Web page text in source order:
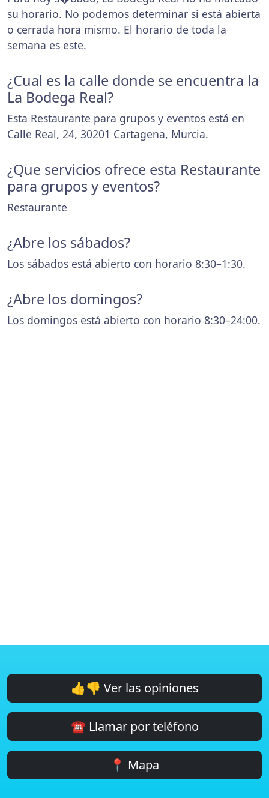
su horario. No podemos determinar si está abierta
o cerrada hora mismo. El horario de toda la
semana es este.
¿Cual es la calle donde se encuentra la
La Bodega Real?
Esta Restaurante para grupos y eventos está en
Calle Real, 24, 30201 Cartagena, Murcia.
¿Que servicios ofrece esta Restaurante
para grupos y eventos?
Restaurante
¿Abre los sábados?
Los sábados está abierto con horario 8:30–1:30.
¿Abre los domingos?
Los domingos está abierto con horario 8:30–24:00.
👍👎 Ver las opiniones
☎️ Llamar por teléfono
📍 Mapa